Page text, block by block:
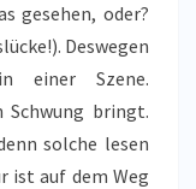
gesehen, oder?
Deswegen
einer Szene.
Schwung bringt.
solche lesen
ist auf dem Weg